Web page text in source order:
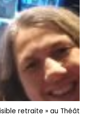
retraite » au Théâtre